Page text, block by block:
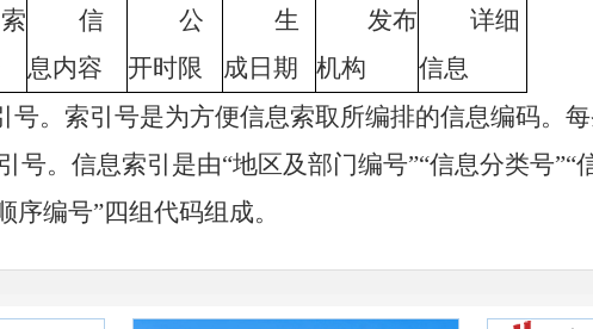
索
信
息内容
公
开时限
生
成日期
发布
机构
详细
信息
号。索引号是为方便信息索取所编排的信息编码。
号。信息索引是由“地区及部门编号”“信息分类号”“
序编号”四组代码组成。